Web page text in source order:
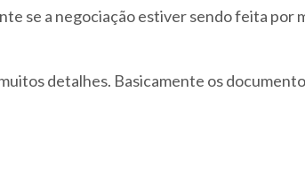
se a negociação estiver sendo feita por
detalhes. Basicamente os